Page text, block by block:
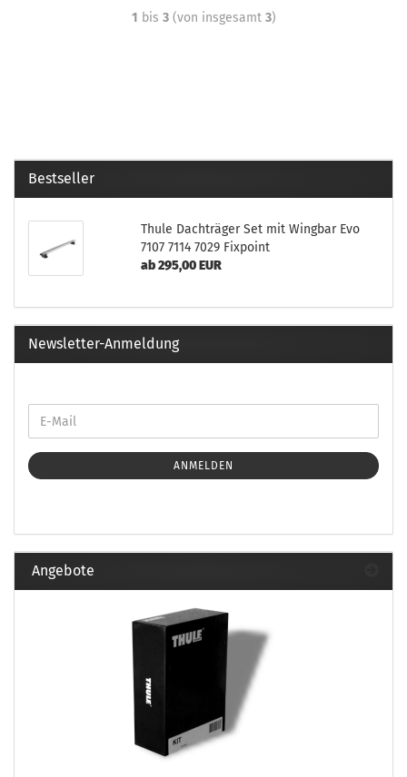
1 bis 3(von insgesamt 3)
Bestseller
Thule Dachträger Set mit Wingbar Evo
7107 7114 7029 Fixpoint
ab 295,00 EUR
Newsletter-Anmeldung
ANMELDEN
Angebote